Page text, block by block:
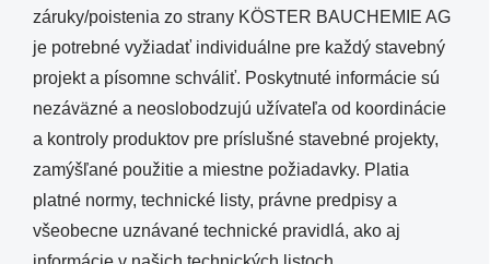
záruky/poistenia zo strany KÖSTER BAUCHEMIE AG
je potrebné vyžiadať individuálne pre každý stavebný
projekt a písomne ​​schváliť. Poskytnuté informácie sú
nezáväzné a neoslobodzujú užívateľa od koordinácie
a kontroly produktov pre príslušné stavebné projekty,
zamýšľané použitie a miestne požiadavky. Platia
platné normy, technické listy, právne predpisy a
všeobecne uznávané technické pravidlá, ako aj